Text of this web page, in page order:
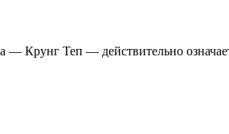
Крунг Теп — действительно